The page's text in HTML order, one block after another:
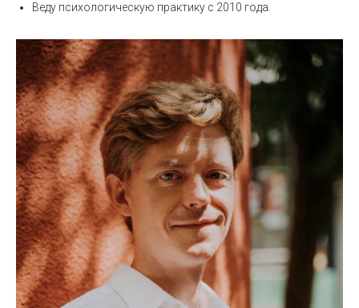
Веду психологическую практику с 2010 года.